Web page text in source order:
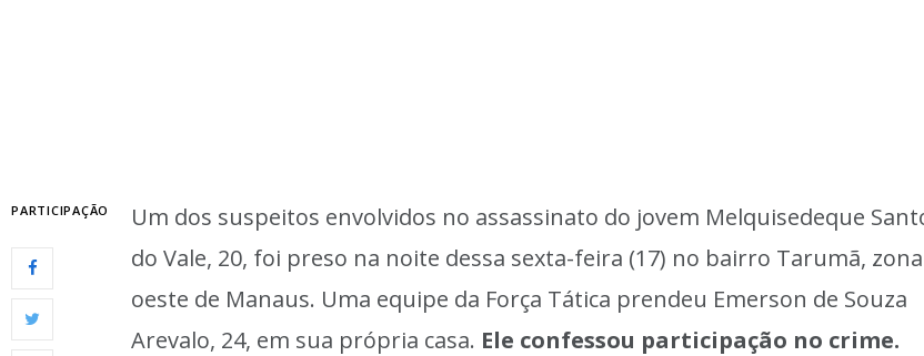
PARTICIPAÇÃO
Um dos suspeitos envolvidos no assassinato do jovem Melquisedeque
do Vale, 20, foi preso na noite dessa sexta-feira (17) no bairro Tarumã, zona
oeste de Manaus. Uma equipe da Força Tática prendeu Emerson de Souza
Arevalo, 24, em sua própria casa. Ele confessou participação no crime.